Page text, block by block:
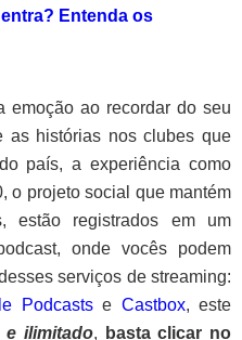
Entenda os
emoção ao recordar do seu
as histórias nos clubes que
país, a experiência como
o projeto social que mantém
estão registrados em um
onde vocês podem
serviços de streaming:
Podcastse Castbox, este
e ilimitado,
basta clicar no